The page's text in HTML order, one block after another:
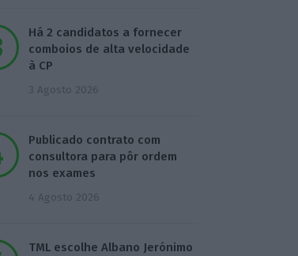
Há 2 candidatos a fornecer
comboios de alta velocidade
à CP
3 Agosto 2026
Publicado contrato com
consultora para pôr ordem
nos exames
4 Agosto 2026
TML escolhe Albano Jerónimo